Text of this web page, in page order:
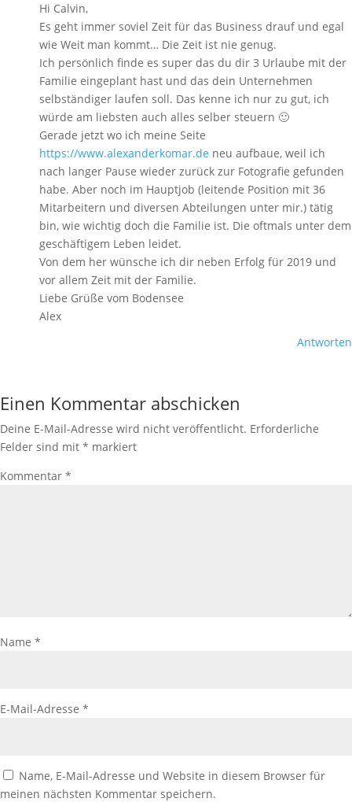
Hi Calvin,
Es geht immer soviel Zeit für das Business drauf und egal
wie Weit man kommt… Die Zeit ist nie genug.
Ich persönlich finde es super das du dir 3 Urlaube mit der
Familie eingeplant hast und das dein Unternehmen
selbständiger laufen soll. Das kenne ich nur zu gut, ich
würde am liebsten auch alles selber steuern 🙂
Gerade jetzt wo ich meine Seite
https://www.alexanderkomar.de neu aufbaue, weil ich
nach langer Pause wieder zurück zur Fotografie gefunden
habe. Aber noch im Hauptjob (leitende Position mit 36
Mitarbeitern und diversen Abteilungen unter mir.) tätig
bin, wie wichtig doch die Familie ist. Die oftmals unter dem
geschäftigem Leben leidet.
Von dem her wünsche ich dir neben Erfolg für 2019 und
vor allem Zeit mit der Familie.
Liebe Grüße vom Bodensee
Alex
Antworten
Einen Kommentar abschicken
Deine E-Mail-Adresse wird nicht veröffentlicht. Erforderliche
Felder sind mit * markiert
Kommentar *
Name *
E-Mail-Adresse *
Name, E-Mail-Adresse und Website in diesem Browser für
meinen nächsten Kommentar speichern.